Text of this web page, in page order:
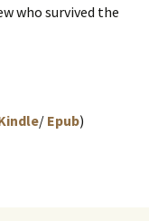
who survived the
/ Epub)